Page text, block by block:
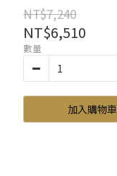
NT$7,240
NT$6,510
數量
加入購物車